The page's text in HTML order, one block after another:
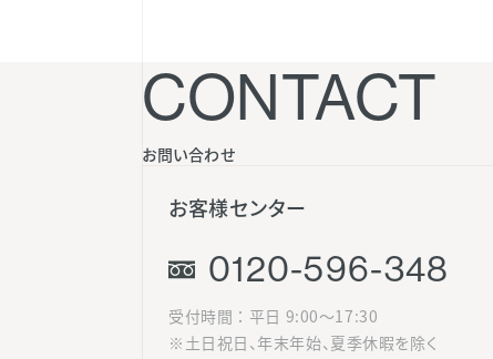
CONTACT
お問い合わせ
お客様センター
0120-596-348
受付時間 ： 平日 9:00〜17:30
※土日祝日、年末年始、夏季休暇を除く